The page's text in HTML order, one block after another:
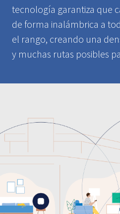
tecnología garantiza que
de forma inalámbrica a
el rango, creando una
y muchas rutas posibles